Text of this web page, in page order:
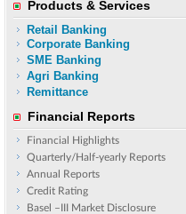
Products & Services
Retail Banking
Corporate Banking
SME Banking
Agri Banking
Remittance
Financial Reports
Financial Highlights
Quarterly/Half-yearly Reports
Annual Reports
Credit Rating
Basel –III Market Disclosure